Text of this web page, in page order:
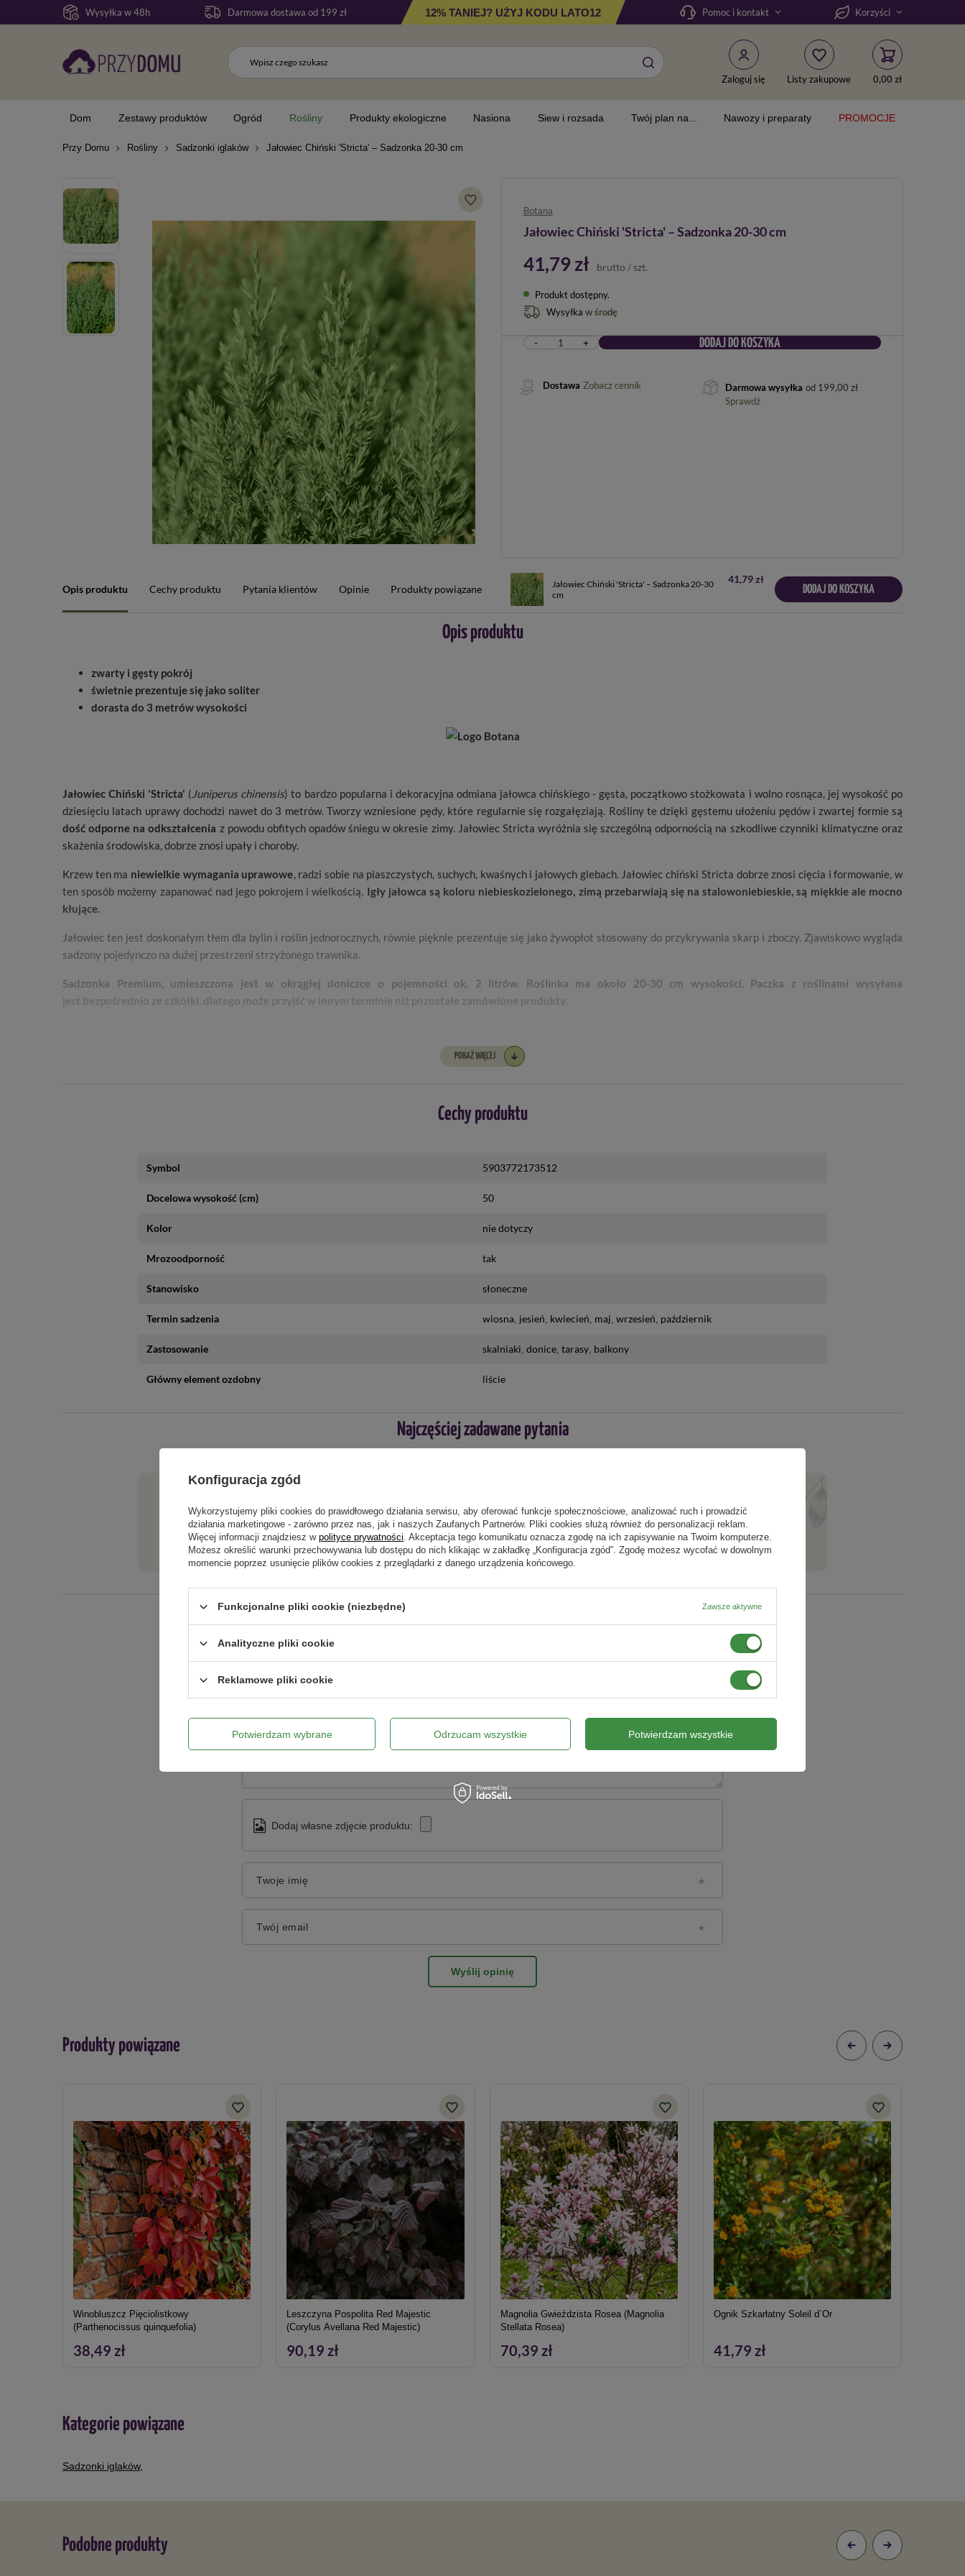
Wysyłka w 48h Darmowa dostawa od 199 zł 12% TANIEJ? UŻYJ KODU LATO12 Pomoc i kontakt Korzyści
Zaloguj się Listy zakupowe 0,00 zł
Dom Zestawy produktów Ogród Rośliny Produkty ekologiczne Nasiona Siew i rozsada Twój plan na... Nawozy i preparaty PROMOCJE
Przy Domu Rośliny Sadzonki iglaków Jałowiec Chiński 'Stricta' – Sadzonka 20-30 cm
Botana
Jałowiec Chiński 'Stricta' – Sadzonka 20-30 cm
41,79 zł brutto / szt.
Produkt dostępny
Wysyłka w środę
- + DODAJ DO KOSZYKA
Dostawa Zobacz cennik Darmowa wysyłka od 199,00 zł
Sprawdź
Opis produktu Cechy produktu Pytania klientów Opinie Produkty powiązane
Jałowiec Chiński 'Stricta' – Sadzonka 20-30
cm
41,79 zł
DODAJ DO KOSZYKA
Opis produktu
zwarty i gęsty pokrój
świetnie prezentuje się jako soliter
dorasta do 3 metrów wysokości
Jałowiec Chiński 'Stricta' ( Juniperus chinensis) to bardzo popularna i dekoracyjna odmiana jałowca chińskiego - gęsta, początkowo stożkowata i wolno rosnąca, jej wysokość po
dziesięciu latach uprawy dochodzi nawet do 3 metrów. Tworzy wzniesione pędy, które regularnie się rozgałęziają. Rośliny te dzięki gęstemu ułożeniu pędów i zwartej formie są
dość odporne na odkształcenia z powodu obfitych opadów śniegu w okresie zimy. Jałowiec Stricta wyróżnia się szczególną odpornością na szkodliwe czynniki klimatyczne oraz
skażenia środowiska, dobrze znosi upały i choroby.
Krzew ten ma niewielkie wymagania uprawowe, radzi sobie na piaszczystych, suchych, kwaśnych i jałowych glebach. Jałowiec chiński Stricta dobrze znosi cięcia i formowanie, w
ten sposób możemy zapanować nad jego pokrojem i wielkością. Igły jałowca są koloru niebieskozielonego, zimą przebarwiają się na stalowoniebieskie, są miękkie ale mocno
kłujące.
Jałowiec ten jest doskonałym tłem dla bylin i roślin jednorocznych, równie pięknie prezentuje się jako żywopłot stosowany do przykrywania skarp i zboczy. Zjawiskowo wygląda
sadzony pojedynczo na dużej przestrzeni strzyżonego trawnika.
Sadzonka Premium, umieszczona jest w okrągłej doniczce o pojemności ok. 2 litrów. Roślinka ma około 20-30 cm wysokości. Paczka z roślinami wysyłana
jest bezpośrednio ze szkółki, dlatego może przyjść w innym terminie niż pozostałe zamówione produkty.
POKAŻ WIĘCEJ
Cechy produktu
Symbol 5903772173512
Docelowa wysokość (cm) 50
Kolor nie dotyczy
Mrozoodporność tak
Stanowisko słoneczne
Termin sadzenia wiosna jesień kwiecień maj wrzesień październik
Zastosowanie skalniaki donice tarasy balkony
Główny element ozdobny liście
Najczęściej zadawane pytania
Jeżeli powyższy opis jest dla Ciebie niewystarczający, prześlij nam swoje pytanie odnośnie
tego produktu. Postaramy się odpowiedzieć tak szybko jak tylko będzie to możliwe.
ZADAJ PYTANIE
Treść twojej opinii
Dodaj własne zdjęcie produktu:
Twoje imię
Twój email
Wyślij opinię
Produkty powiązane
Winobluszcz Pięciolistkowy
(Parthenocissus quinquefolia)
38,49 zł
Leszczyna Pospolita Red Majestic
(Corylus Avellana Red Majestic)
90,19 zł
Magnolia Gwieździsta Rosea (Magnolia
Stellata Rosea)
70,39 zł
Ognik Szkarłatny Soleil d`Or
41,79 zł
Kategorie powiązane
Sadzonki iglaków,
Podobne produkty
Konfiguracja zgód
Wykorzystujemy pliki cookies do prawidłowego działania serwisu, aby oferować funkcje społecznościowe, analizować ruch i prowadzić
działania marketingowe - zarówno przez nas, jak i naszych Zaufanych Partnerów. Pliki cookies służą również do personalizacji reklam.
Więcej informacji znajdziesz w polityce prywatności. Akceptacja tego komunikatu oznacza zgodę na ich zapisywanie na Twoim komputerze.
Możesz określić warunki przechowywania lub dostępu do nich klikając w zakładkę „Konfiguracja zgód”. Zgodę możesz wycofać w dowolnym
momencie poprzez usunięcie plików cookies z przeglądarki z danego urządzenia końcowego.
Funkcjonalne pliki cookie (niezbędne) Zawsze aktywne
Analityczne pliki cookie
Reklamowe pliki cookie
Potwierdzam wybrane Odrzucam wszystkie Potwierdzam wszystkie